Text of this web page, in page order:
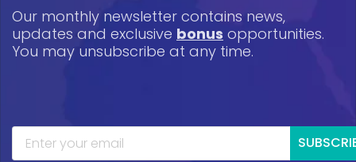
Our monthly newsletter contains news,
updates and exclusive bonus opportunities.
You may unsubscribe at any time.